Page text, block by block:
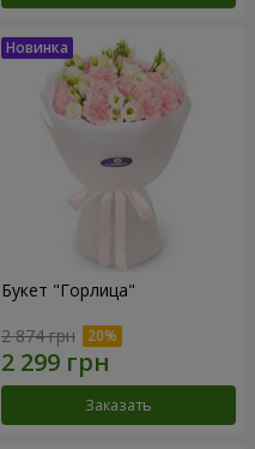
Букет "Горлица"
2 874 грн
Заказать